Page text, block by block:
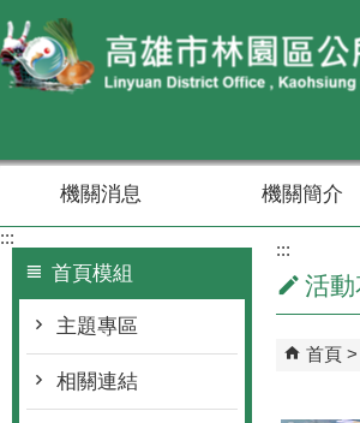
機關消息 機關簡介
:::
首頁模組
主題專區
相關連結
:::
活
首頁